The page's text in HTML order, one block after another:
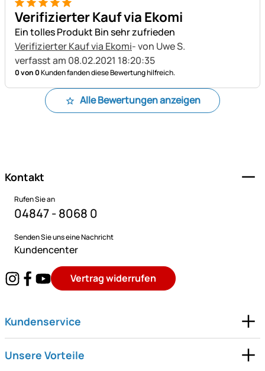
5 von 5
Verifizierter Kauf via Ekomi
Ein tolles Produkt Bin sehr zufrieden
Verifizierter Kauf via Ekomi- von Uwe S.
verfasst am 08.02.2021 18:20:35
0 von 0Kunden fanden diese Bewertung hilfreich.
Alle Bewertungen anzeigen
Kontakt
Rufen Sie an
04847 - 8068 0
Senden Sie uns eine Nachricht
Kundencenter
Vertrag widerrufen
Kundenservice
Unsere Vorteile